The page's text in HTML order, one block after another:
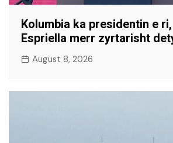
Kolumbia ka presidentin e ri,
Espriella merr zyrtarisht
August 8, 2026